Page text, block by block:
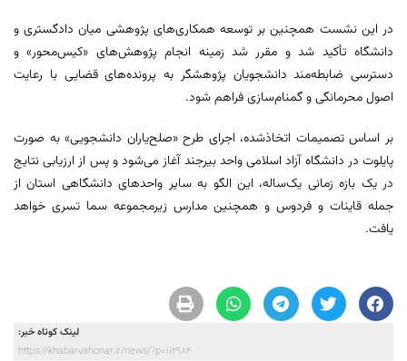
در این نشست همچنین بر توسعه همکاری‌های پژوهشی میان دادگستری و
دانشگاه تأکید شد و مقرر شد زمینه انجام پژوهش‌های «کیس‌محور» و
دسترسی ضابطه‌مند دانشجویان پژوهشگر به پرونده‌های قضایی با رعایت
اصول محرمانگی و گمنام‌سازی فراهم شود.
بر اساس تصمیمات اتخاذشده، اجرای طرح «صلح‌یاران دانشجویی» به صورت
پایلوت در دانشگاه آزاد اسلامی واحد بیرجند آغاز می‌شود و پس از ارزیابی نتایج
در یک بازه زمانی یک‌ساله، این الگو به سایر واحدهای دانشگاهی استان از
جمله قاینات و فردوس و همچنین مدارس زیرمجموعه سما تسری خواهد
یافت.
لینک کوتاه خبر:
https://khabarvahonar.ir/news/?p=112984